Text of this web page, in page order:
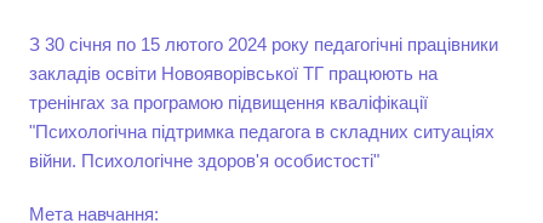
З 30 січня по 15 лютого 2024 року педагогічні працівники
закладів освіти Новояворівської ТГ працюють на
тренінгах за програмою підвищення кваліфікації
"Психологічна підтримка педагога в складних ситуаціях
війни. Психологічне здоров'я особистості"
Мета навчання: